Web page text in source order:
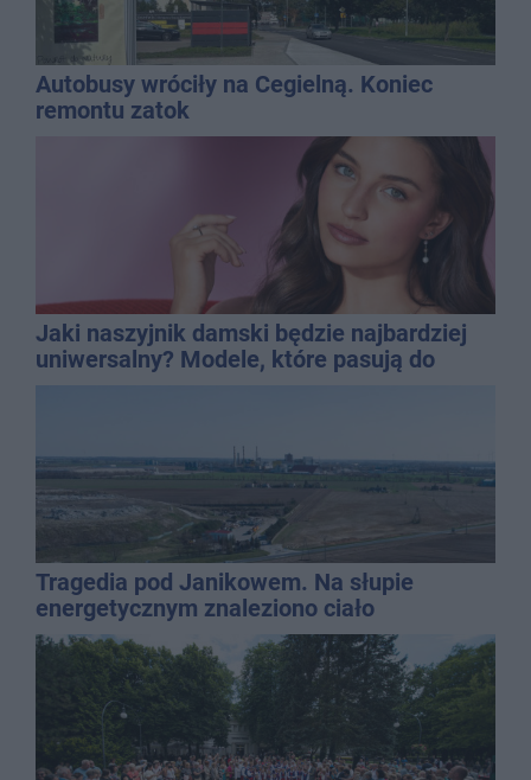
Autobusy wróciły na Cegielną. Koniec
remontu zatok
Jaki naszyjnik damski będzie najbardziej
uniwersalny? Modele, które pasują do
Tragedia pod Janikowem. Na słupie
energetycznym znaleziono ciało
mężczyzny